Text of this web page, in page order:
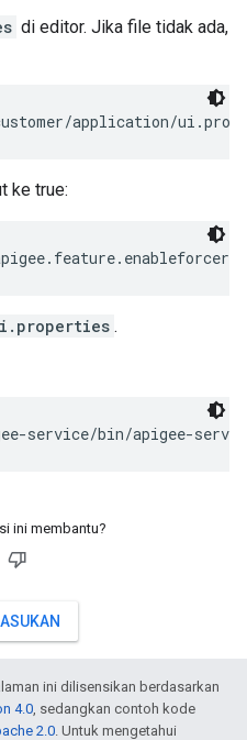
di editor. Jika file tidak ada,
application/
ke true:
.
service/bin/apigee-
ini membantu?
ini dilisensikan berdasarkan
4.0, sedangkan contoh kode
2.0. Untuk mengetahui